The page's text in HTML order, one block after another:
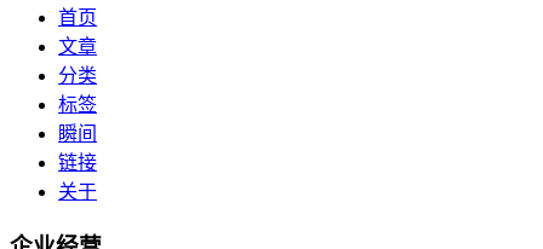
首页
文章
分类
标签
瞬间
链接
关于